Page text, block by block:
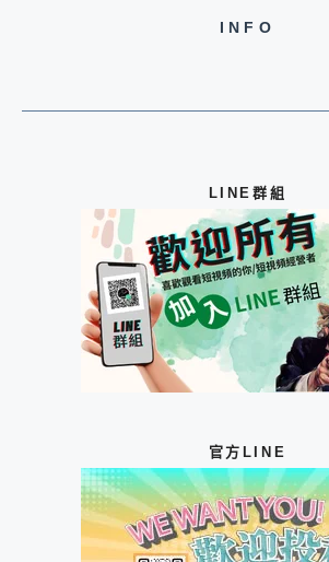
INFO
LINE群組
官方LINE